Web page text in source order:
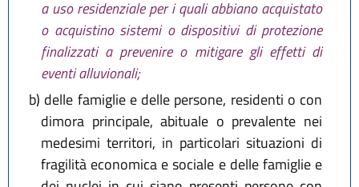
a uso residenziale per i quali abbiano acquistato
o acquistino sistemi o dispositivi di protezione
finalizzati a prevenire o mitigare gli effetti di
eventi alluvionali;
b) delle famiglie e delle persone, residenti o con
dimora principale, abituale o prevalente nei
medesimi territori, in particolari situazioni di
fragilità economica e sociale e delle famiglie e